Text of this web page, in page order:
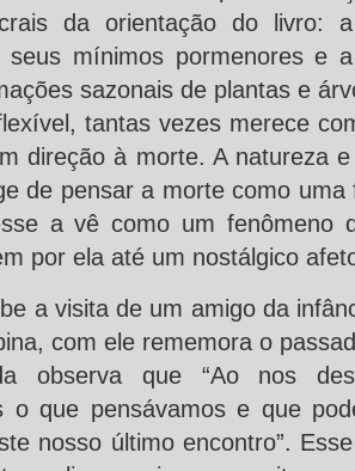
da orientação do livro:
seus mínimos pormenores e
sazonais de plantas e
tantas vezes merece
direção à morte. A natureza
de pensar a morte como
a vê como um fenômeno
por ela até um nostálgico
a visita de um amigo da
com ele rememora o
observa que “Ao nos
o que pensávamos e que
nosso último encontro”.